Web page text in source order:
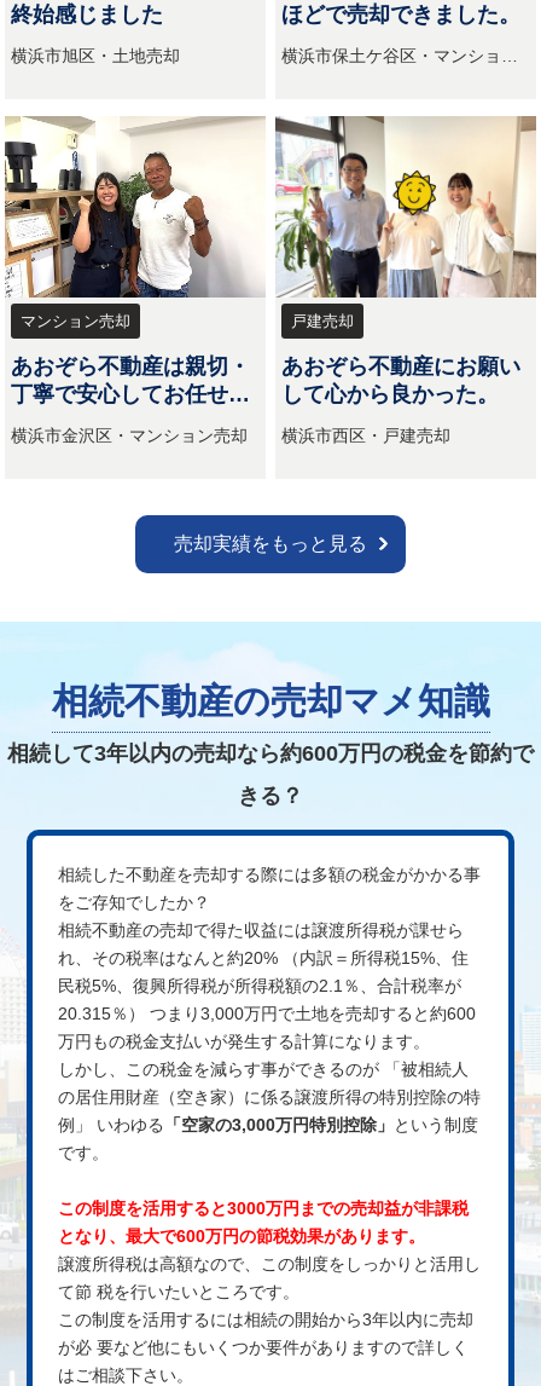
終始感じました
横浜市旭区・土地売却
ほどで売却できました。
横浜市保土ケ谷区・マンション
マンション売却
あおぞら不動産は親切・
丁寧で安心してお任せで
きる
横浜市金沢区・マンション売却
戸建売却
あおぞら不動産にお願い
して心から良かった。
横浜市西区・戸建売却
売却実績をもっと見る
相続不動産の売却マメ知識
相続して3年以内の売却なら約600万円の税金を節約で
きる？
相続した不動産を売却する際には多額の税金がかかる事
をご存知でしたか？
相続不動産の売却で得た収益には譲渡所得税が課せら
れ、その税率はなんと約20% （内訳＝所得税15%、住
民税5%、復興所得税が所得税額の2.1％、合計税率が
20.315％）
つまり3,000万円で土地を売却すると約600
万円もの税金支払いが発生する計算になります。
しかし、この税金を減らす事ができるのが 「被相続人
の居住用財産（空き家）に係る譲渡所得の特別控除の特
例」
いわゆる 「空家の3,000万円特別控除」 という制度
です。
この制度を活用すると3000万円までの売却益が非課税
となり、最大で600万円の節税効果があります。
譲渡所得税は高額なので、この制度をしっかりと活用し
て節 税を行いたいところです。
この制度を活用するには相続の開始から3年以内に売却
が必 要など他にもいくつか要件がありますので詳しく
はご相談下さい。